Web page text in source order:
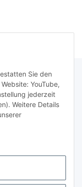
Sie den
YouTube,
jederzeit
Weitere Details